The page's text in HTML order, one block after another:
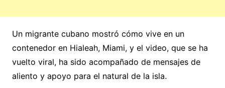
Un migrante cubano mostró cómo vive en un
contenedor en Hialeah, Miami, y el video, que se ha
vuelto viral, ha sido acompañado de mensajes de
aliento y apoyo para el natural de la isla.